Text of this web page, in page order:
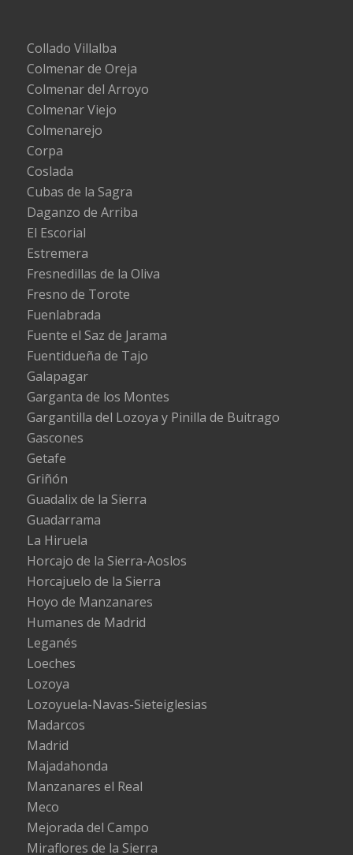
Collado Villalba
Colmenar de Oreja
Colmenar del Arroyo
Colmenar Viejo
Colmenarejo
Corpa
Coslada
Cubas de la Sagra
Daganzo de Arriba
El Escorial
Estremera
Fresnedillas de la Oliva
Fresno de Torote
Fuenlabrada
Fuente el Saz de Jarama
Fuentidueña de Tajo
Galapagar
Garganta de los Montes
Gargantilla del Lozoya y Pinilla de Buitrago
Gascones
Getafe
Griñón
Guadalix de la Sierra
Guadarrama
La Hiruela
Horcajo de la Sierra-Aoslos
Horcajuelo de la Sierra
Hoyo de Manzanares
Humanes de Madrid
Leganés
Loeches
Lozoya
Lozoyuela-Navas-Sieteiglesias
Madarcos
Madrid
Majadahonda
Manzanares el Real
Meco
Mejorada del Campo
Miraflores de la Sierra